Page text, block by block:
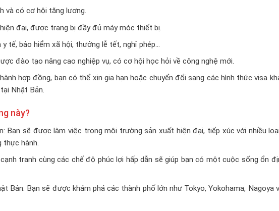
và có cơ hội tăng lương.
đại, được trang bị đầy đủ máy móc thiết bị.
tế, bảo hiểm xã hội, thưởng lễ tết, nghỉ phép…
đào tạo nâng cao nghiệp vụ, có cơ hội học hỏi về công nghệ mới.
hợp đồng, bạn có thể xin gia hạn hoặc chuyển đổi sang các hình thức visa
Nhật Bản.
này?
Bạn sẽ được làm việc trong môi trường sản xuất hiện đại, tiếp xúc với nhiều
thực hành.
tranh cùng các chế độ phúc lợi hấp dẫn sẽ giúp bạn có một cuộc sống ổn
Bản: Bạn sẽ được khám phá các thành phố lớn như Tokyo, Yokohama, Nagoya